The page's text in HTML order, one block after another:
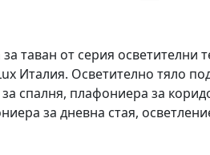
таван от серия осветителни
Италия. Осветително тяло
спалня, плафониера за
за дневна стая,